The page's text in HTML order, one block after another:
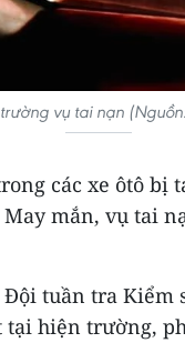
vụ tai nạn
các xe ôtô
mắn, vụ tai
tuần tra Kiểm
tại hiện trường,